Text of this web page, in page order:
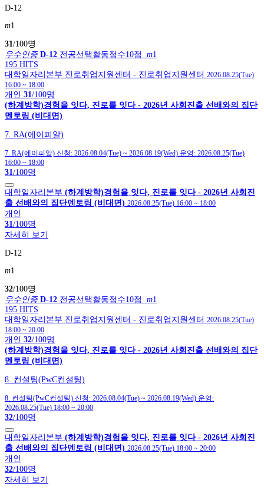
D-12
m1
31/100명
우수인증 D-12 전공선택활동점수10점 m1
195 HITS
대학일자리본부 진로취업지원센터 - 진로취업지원센터 2026.08.25(Tue)
16:00 ~ 18:00
개인 31/100명
(하계방학)경험을 잇다, 진로를 잇다 - 2026년 사회진출 선배와의 집단
멘토링 (비대면)
7. RA(에이피알)
7. RA(에이피알) 신청: 2026.08.04(Tue) ~ 2026.08.19(Wed) 운영: 2026.08.25(Tue)
16:00 ~ 18:00
31/100명
대학일자리본부 (하계방학)경험을 잇다, 진로를 잇다 - 2026년 사회진
출 선배와의 집단멘토링 (비대면) 2026.08.25(Tue) 16:00 ~ 18:00
개인
31/100명
자세히 보기
D-12
m1
32/100명
우수인증 D-12 전공선택활동점수10점 m1
195 HITS
대학일자리본부 진로취업지원센터 - 진로취업지원센터 2026.08.25(Tue)
18:00 ~ 20:00
개인 32/100명
(하계방학)경험을 잇다, 진로를 잇다 - 2026년 사회진출 선배와의 집단
멘토링 (비대면)
8. 컨설팅(PwC컨설팅)
8. 컨설팅(PwC컨설팅) 신청: 2026.08.04(Tue) ~ 2026.08.19(Wed) 운영:
2026.08.25(Tue) 18:00 ~ 20:00
32/100명
대학일자리본부 (하계방학)경험을 잇다, 진로를 잇다 - 2026년 사회진
출 선배와의 집단멘토링 (비대면) 2026.08.25(Tue) 18:00 ~ 20:00
개인
32/100명
자세히 보기